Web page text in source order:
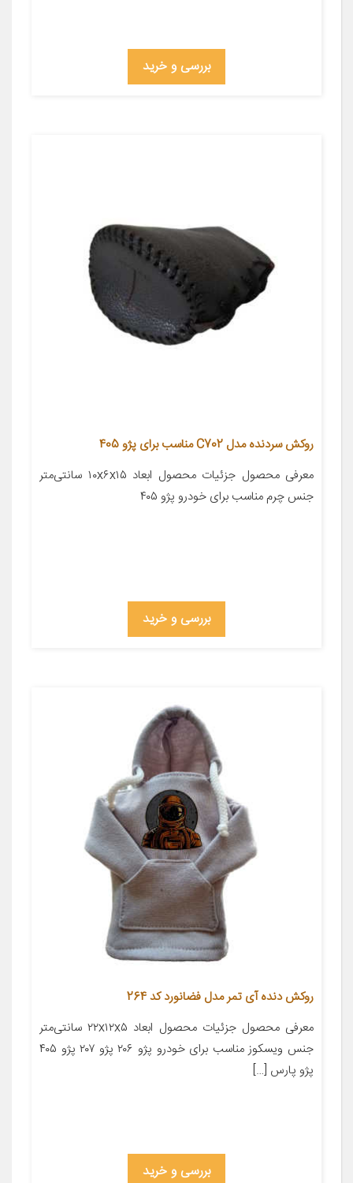
بررسی و خرید
روکش سردنده مدل C702 مناسب برای پژو 405
معرفی محصول جزئیات محصول ابعاد ۱۰x۶x۱۵ سانتی‌متر
جنس چرم مناسب برای خودرو پژو ۴۰۵
بررسی و خرید
روکش دنده آی تمر مدل فضانورد کد 264
معرفی محصول جزئیات محصول ابعاد ۲۲x۱۲x۵ سانتی‌متر
جنس ویسکوز مناسب برای خودرو پژو ۲۰۶ پژو ۲۰۷ پژو ۴۰۵
پژو پارس […]
بررسی و خرید